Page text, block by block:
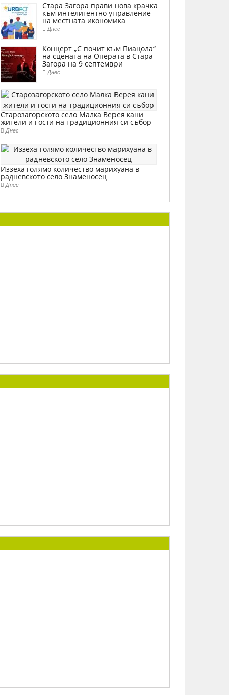
Стара Загора прави нова крачка
към интелигентно управление
на местната икономика
Днес
Концерт „С почит към Пиацола“
на сцената на Операта в Стара
Загора на 9 септември
Днес
Старозагорското село Малка Верея кани
жители и гости на традиционния си събор
Днес
Иззеха голямо количество марихуана в
радневското село Знаменосец
Днес